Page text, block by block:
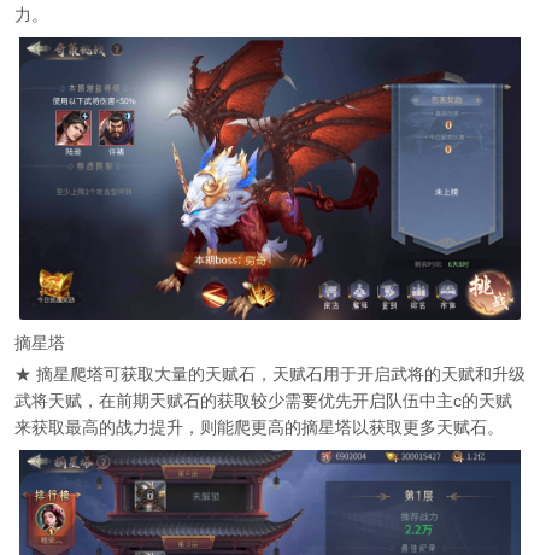
力。
摘星塔
★ 摘星爬塔可获取大量的天赋石，天赋石用于开启武将的天赋和升级
武将天赋，在前期天赋石的获取较少需要优先开启队伍中主c的天赋
来获取最高的战力提升，则能爬更高的摘星塔以获取更多天赋石。